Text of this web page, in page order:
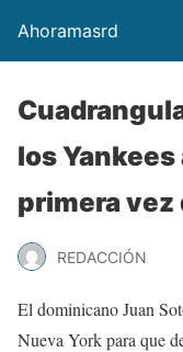
Ahoramasrd
los
primera
REDACCIÓN
El dominicano Juan
Nueva York para que